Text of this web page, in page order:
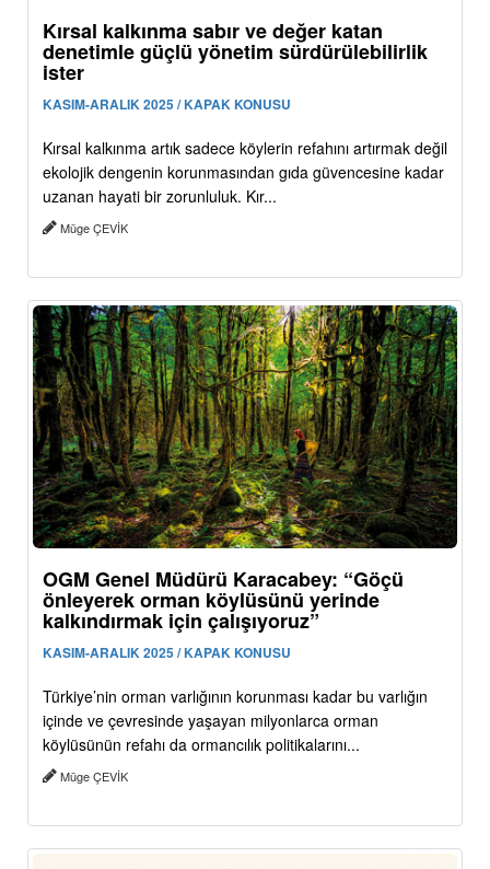
Kırsal kalkınma sabır ve değer katan
denetimle güçlü yönetim sürdürülebilirlik
ister
KASIM-ARALIK 2025 / KAPAK KONUSU
Kırsal kalkınma artık sadece köylerin refahını artırmak değil
ekolojik dengenin korunmasından gıda güvencesine kadar
uzanan hayati bir zorunluluk. Kır...
Müge ÇEVİK
OGM Genel Müdürü Karacabey: “Göçü
önleyerek orman köylüsünü yerinde
kalkındırmak için çalışıyoruz”
KASIM-ARALIK 2025 / KAPAK KONUSU
Türkiye’nin orman varlığının korunması kadar bu varlığın
içinde ve çevresinde yaşayan milyonlarca orman
köylüsünün refahı da ormancılık politikalarını...
Müge ÇEVİK